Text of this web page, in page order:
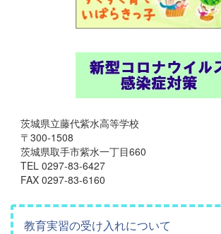
茨城県立藤代紫水高等学校
〒300-1508
茨城県取手市紫水一丁目660
TEL 0297-83-6427
FAX 0297-83-6160
教育実習の受け入れについて